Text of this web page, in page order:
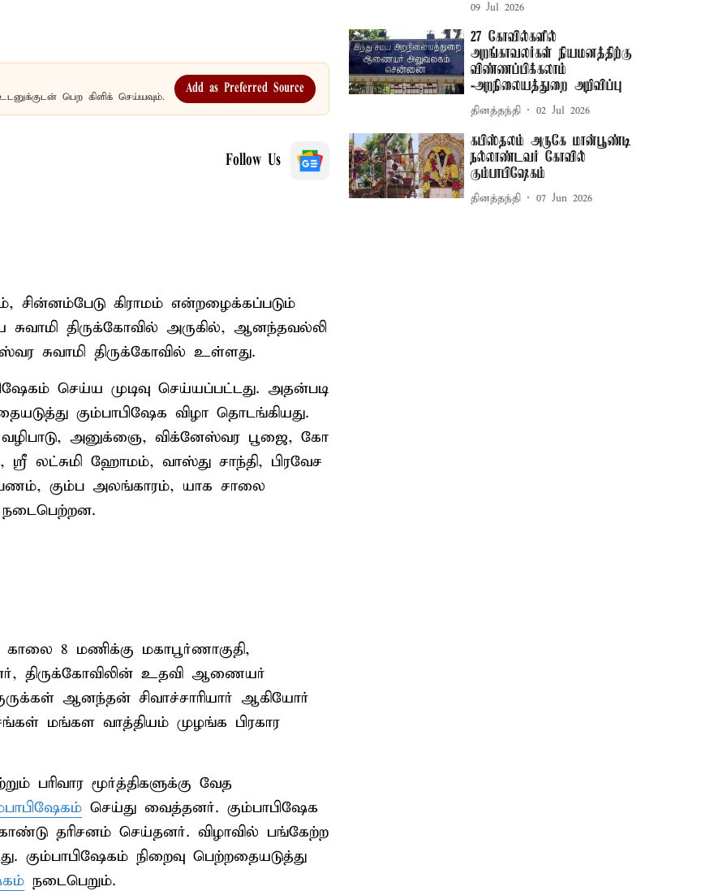
பெற கிளிக் செய்யவும்.
Add as Preferred Source
Follow Us
சின்னம்பேடு கிராமம் என்றழைக்கப்படும்
சுவாமி திருக்கோவில் அருகில், ஆனந்தவல்லி
சுவாமி திருக்கோவில் உள்ளது.
செய்ய முடிவு செய்யப்பட்டது. அதன்படி
கும்பாபிஷேக விழா தொடங்கியது.
அனுக்ஞை, விக்னேஸ்வர பூஜை, கோ
லட்சுமி ஹோமம், வாஸ்து சாந்தி, பிரவேச
கும்ப அலங்காரம், யாக சாலை
நடைபெற்றன.
8 மணிக்கு மகாபூர்ணாகுதி,
திருக்கோவிலின் உதவி ஆணையர்
ஆனந்தன் சிவாச்சாரியார் ஆகியோர்
மங்கள வாத்தியம் முழங்க பிரகார
பரிவார மூர்த்திகளுக்கு வேத
செய்து வைத்தனர். கும்பாபிஷேக
தரிசனம் செய்தனர். விழாவில் பங்கேற்ற
நிறைவு பெற்றதையடுத்து
நடைபெறும்.
09 Jul 2026
27 கோவில்களில்
அறங்காவலர்கள் நியமனத்திற்கு
விண்ணப்பிக்கலாம்
-அறநிலையத்துறை அறிவிப்பு
தினத்தந்தி 02 Jul 2026
கபிஸ்தலம் அருகே மான்பூண்டி
நல்லாண்டவர் கோவில்
கும்பாபிஷேகம்
தினத்தந்தி 07 Jun 2026